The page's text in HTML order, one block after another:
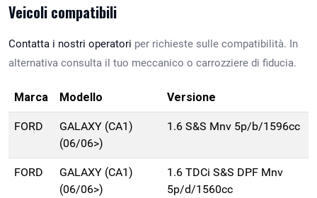
Veicoli compatibili
Contatta i nostri operatori per richieste sulle compatibilità. In
alternativa consulta il tuo meccanico o carrozziere di fiducia.
Marca Modello Versione
FORD
GALAXY (CA1)
(06/06>)
1.6 S&S Mnv 5p/b/1596cc
FORD
GALAXY (CA1)
(06/06>)
1.6 TDCi S&S DPF Mnv
5p/d/1560cc